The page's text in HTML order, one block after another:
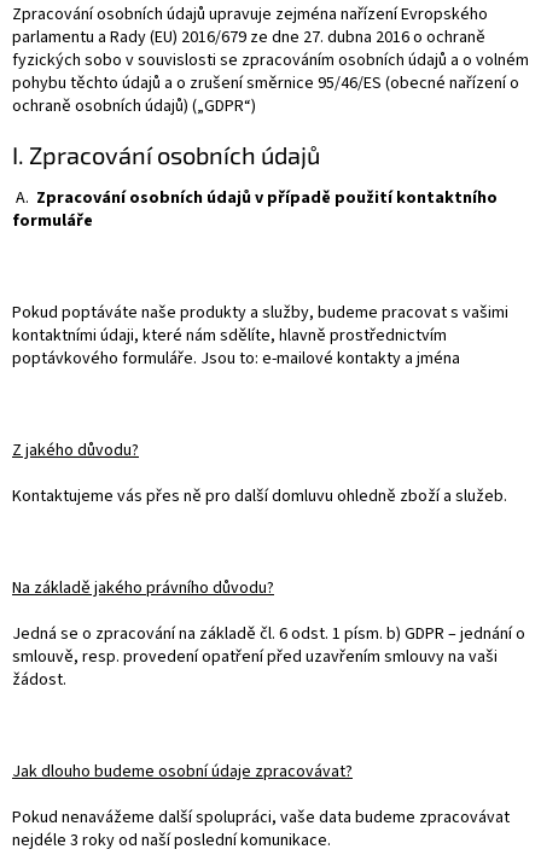
Zpracování osobních údajů upravuje zejména nařízení Evropského
parlamentu a Rady (EU) 2016/679 ze dne 27. dubna 2016 o ochraně
fyzických sobo v souvislosti se zpracováním osobních údajů a o volném
pohybu těchto údajů a o zrušení směrnice 95/46/ES (obecné nařízení o
ochraně osobních údajů) („GDPR“)
I. Zpracování osobních údajů
A. Zpracování osobních údajů v případě použití kontaktního
formuláře
Pokud poptáváte naše produkty a služby, budeme pracovat s vašimi
kontaktními údaji, které nám sdělíte, hlavně prostřednictvím
poptávkového formuláře. Jsou to: e-mailové kontakty a jména
Z jakého důvodu?
Kontaktujeme vás přes ně pro další domluvu ohledně zboží a služeb.
Na základě jakého právního důvodu?
Jedná se o zpracování na základě čl. 6 odst. 1 písm. b) GDPR – jednání o
smlouvě, resp. provedení opatření před uzavřením smlouvy na vaši
žádost.
Jak dlouho budeme osobní údaje zpracovávat?
Pokud nenavážeme další spolupráci, vaše data budeme zpracovávat
nejdéle 3 roky od naší poslední komunikace.